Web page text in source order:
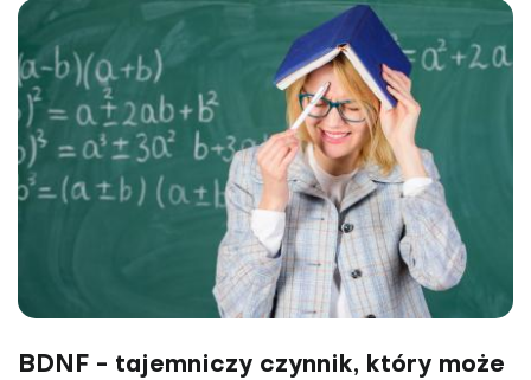
BDNF - tajemniczy czynnik, który może